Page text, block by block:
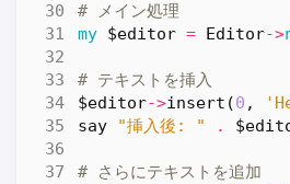
# メイン処理
my $editor = Editor->
# テキストを挿入
$editor->insert (0 ,
say
"挿入後: " .
# さらにテキストを追加